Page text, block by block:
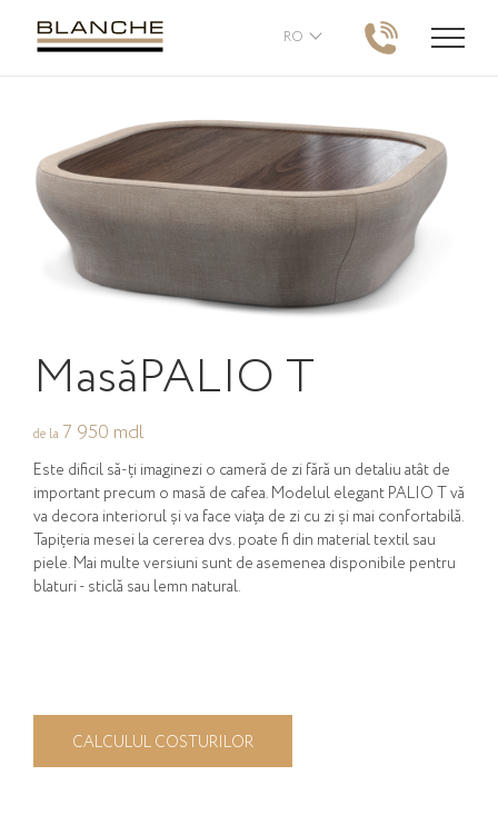
RO
MasăPALIO T
de la 7 950 mdl
Este dificil să-ți imaginezi o cameră de zi fără un detaliu atât de
important precum o masă de cafea. Modelul elegant PALIO T vă
va decora interiorul și va face viața de zi cu zi și mai confortabilă.
Tapițeria mesei la cererea dvs. poate fi din material textil sau
piele. Mai multe versiuni sunt de asemenea disponibile pentru
blaturi - sticlă sau lemn natural.
CALCULUL COSTURILOR